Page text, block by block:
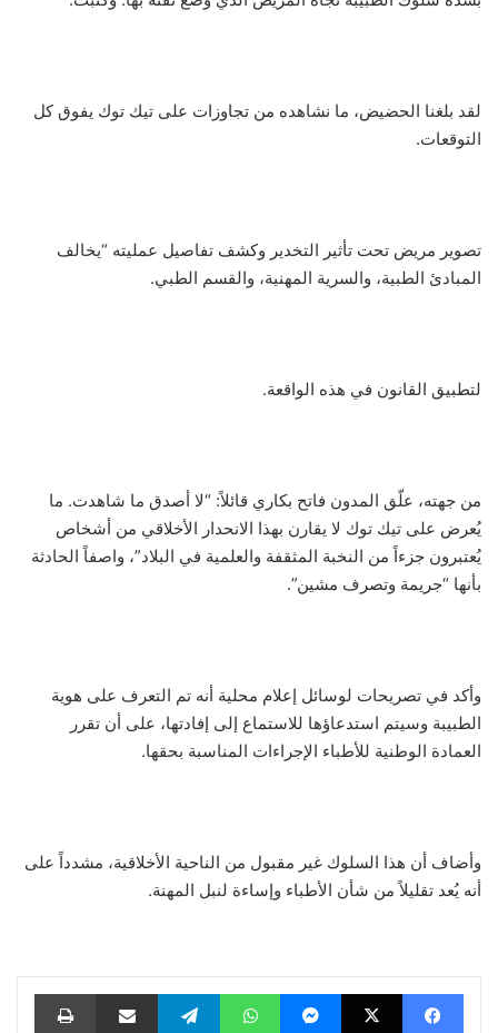
لقد بلغنا الحضيض، ما نشاهده من تجاوزات على تيك توك يفوق كل
التوقعات.
تصوير مريض تحت تأثير التخدير وكشف تفاصيل عمليته “يخالف
المبادئ الطبية، والسرية المهنية، والقسم الطبي.
لتطبيق القانون في هذه الواقعة.
من جهته، علّق المدون فاتح بكاري قائلاً: “لا أصدق ما شاهدت. ما
يُعرض على تيك توك لا يقارن بهذا الانحدار الأخلاقي من أشخاص
يُعتبرون جزءاً من النخبة المثقفة والعلمية في البلاد”، واصفاً الحادثة
بأنها “جريمة وتصرف مشين”.
وأكد في تصريحات لوسائل إعلام محلية أنه تم التعرف على هوية
الطبيبة وسيتم استدعاؤها للاستماع إلى إفادتها، على أن تقرر
العمادة الوطنية للأطباء الإجراءات المناسبة بحقها.
وأضاف أن هذا السلوك غير مقبول من الناحية الأخلاقية، مشدداً على
أنه يُعد تقليلاً من شأن الأطباء وإساءة لنبل المهنة.
فيسبوك ‫X ماسنجر واتساب تيلقرام مشاركة عبر البريد طباعة